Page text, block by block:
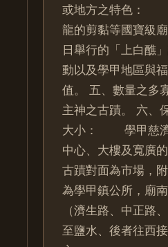
或地方之特色：
龍的剪黏等國寶級
日舉行的「上白醮
動以及學甲地區與
值。 五、數量之
主神之古蹟。 六
大小： 學甲慈濟
中心、大樓及寬
古蹟對面為市場，
為學甲鎮公所，廟
（濟生路、中正路
至鹽水、後者往西